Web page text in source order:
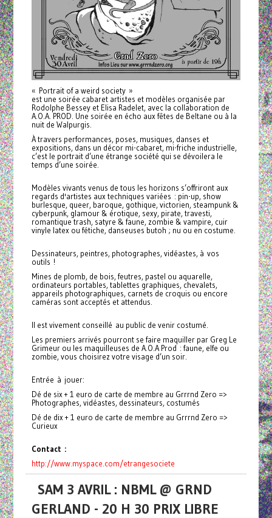
« Portrait of a weird society »
est une soirée cabaret artistes et modèles organisée par
Rodolphe Bessey et Elisa Radelet, avec la collaboration de
A.O.A. PROD. Une soirée en écho aux fêtes de Beltane ou à la
nuit de Walpurgis.
À travers performances, poses, musiques, danses et
expositions, dans un décor mi-cabaret, mi-friche industrielle,
c’est le portrait d’une étrange société qui se dévoilera le
temps d’une soirée.
Modèles vivants venus de tous les horizons s’offriront aux
regards d'artistes aux techniques variées : pin-up, show
burlesque, queer, baroque, gothique, victorien, steampunk &
cyberpunk, glamour & érotique, sexy, pirate, travesti,
romantique trash, satyre & faune, zombie & vampire, cuir
vinyle latex ou fétiche, danseuses butoh ; nu ou en costume.
Dessinateurs, peintres, photographes, vidéastes, à vos
outils !
Mines de plomb, de bois, feutres, pastel ou aquarelle,
ordinateurs portables, tablettes graphiques, chevalets,
appareils photographiques, carnets de croquis ou encore
caméras sont acceptés et attendus.
Il est vivement conseillé au public de venir costumé.
Les premiers arrivés pourront se faire maquiller par Greg Le
Grimeur ou les maquilleuses de A.O.A Prod : faune, elfe ou
zombie, vous choisirez votre visage d’un soir.
Entrée à jouer:
Dé de six + 1 euro de carte de membre au Grrrnd Zero =>
Photographes, vidéastes, dessinateurs, costumés
Dé de dix + 1 euro de carte de membre au Grrrnd Zero =>
Curieux
Contact :
http://www.myspace.com/etrangesociete
SAM 3 AVRIL : NBML @ GRND
GERLAND - 20 H 30 PRIX LIBRE